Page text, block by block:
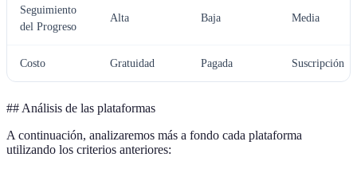
Seguimiento
del Progreso
Alta Baja Media
Costo Gratuidad Pagada Suscripción
## Análisis de las plataformas
A continuación, analizaremos más a fondo cada plataforma
utilizando los criterios anteriores: